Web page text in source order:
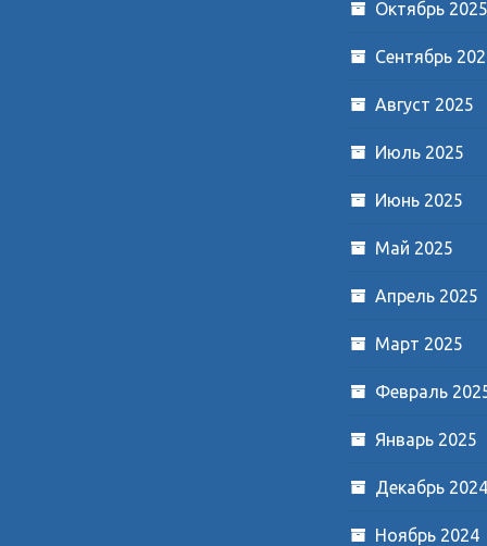
Октябрь 2025
Сентябрь
Август 2025
Июль 2025
Июнь 2025
Май 2025
Апрель 2025
Март 2025
Февраль
Январь 2025
Декабрь 2024
Ноябрь 2024